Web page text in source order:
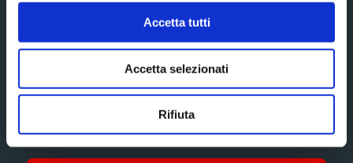
Accetta tutti
Accetta selezionati
Rifiuta